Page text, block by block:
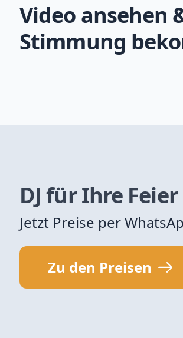
Video ansehen
Stimmung
DJ für Ihre
Jetzt Preise per
Zu den Preisen